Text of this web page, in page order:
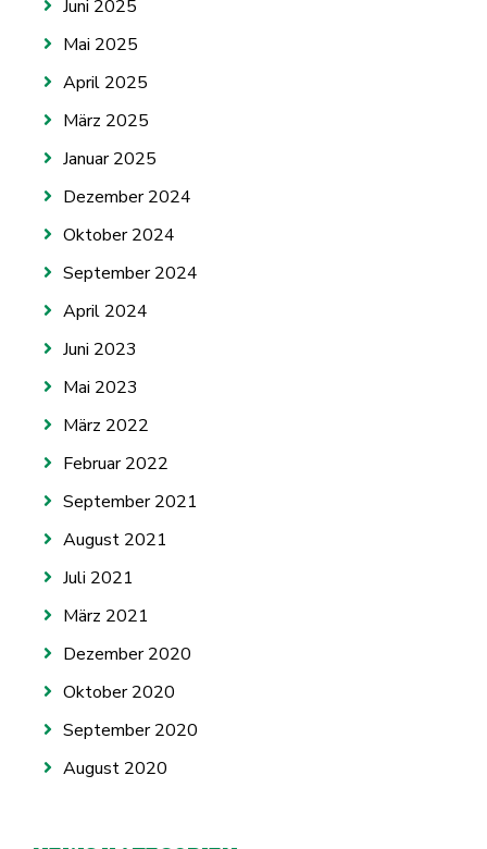
Juni 2025
Mai 2025
April 2025
März 2025
Januar 2025
Dezember 2024
Oktober 2024
September 2024
April 2024
Juni 2023
Mai 2023
März 2022
Februar 2022
September 2021
August 2021
Juli 2021
März 2021
Dezember 2020
Oktober 2020
September 2020
August 2020